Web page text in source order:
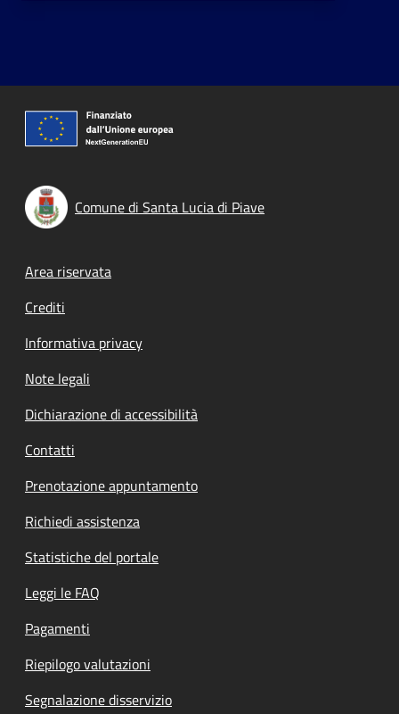
Comune di Santa Lucia di Piave
Footer menu
Area riservata
Crediti
Informativa privacy
Note legali
Dichiarazione di accessibilità
Contatti
Prenotazione appuntamento
Richiedi assistenza
Statistiche del portale
Leggi le FAQ
Pagamenti
Riepilogo valutazioni
Segnalazione disservizio